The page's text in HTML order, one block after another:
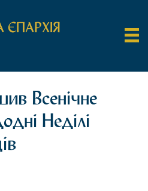
ЄПАРХІЯ
Всенічне
Неділі